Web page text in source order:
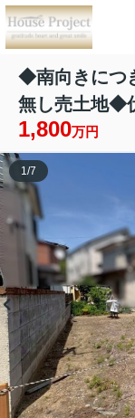
◆南向きにつ
無し売土地◆
1,800万円
1 /7